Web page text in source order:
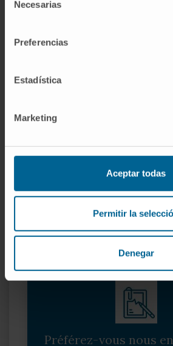
Necesarias
Preferencias
Estadística
Marketing
Aceptar todas
Permitir la
Denegar
Souhaitez-vous
Demandez un rendez-vous
conditions pour participer à
Préférez-vous nous